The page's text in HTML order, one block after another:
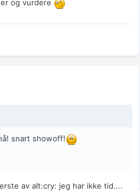
og vurdere
snart showoff!
av alt:cry: jeg har ikke tid....